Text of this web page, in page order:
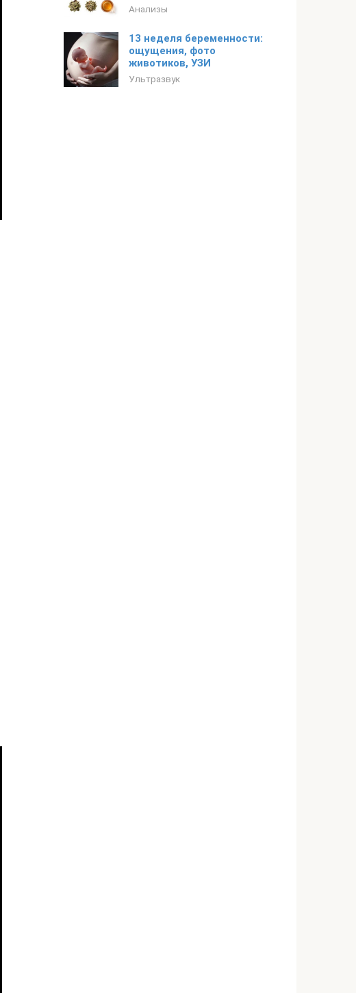
Анализы
13 неделя беременности:
ощущения, фото
животиков, УЗИ
Ультразвук